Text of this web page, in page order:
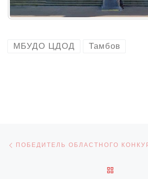
МБУДО ЦДОД Тамбов
Навигация по